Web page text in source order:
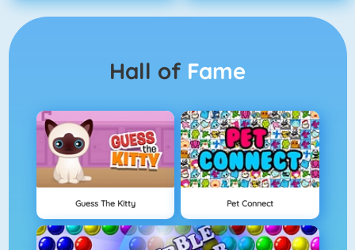
Hall of Fame
Guess The Kitty Pet Connect